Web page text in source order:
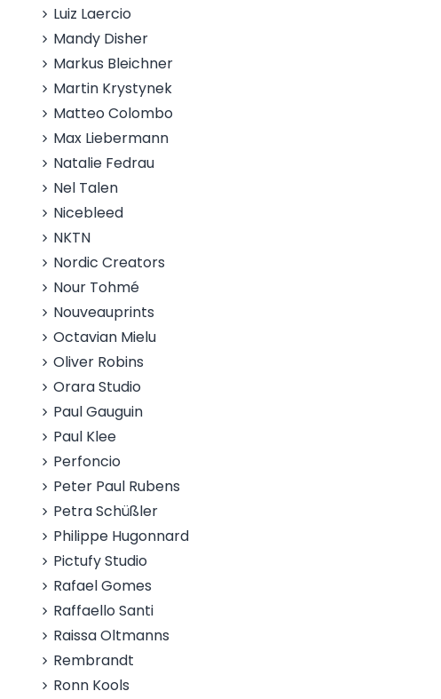
Luiz Laercio
Mandy Disher
Markus Bleichner
Martin Krystynek
Matteo Colombo
Max Liebermann
Natalie Fedrau
Nel Talen
Nicebleed
NKTN
Nordic Creators
Nour Tohmé
Nouveauprints
Octavian Mielu
Oliver Robins
Orara Studio
Paul Gauguin
Paul Klee
Perfoncio
Peter Paul Rubens
Petra Schüßler
Philippe Hugonnard
Pictufy Studio
Rafael Gomes
Raffaello Santi
Raissa Oltmanns
Rembrandt
Ronn Kools